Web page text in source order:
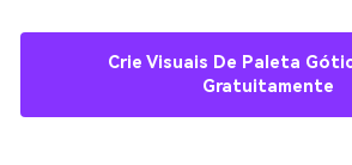
Crie Visuais De Paleta
Gratuitamente